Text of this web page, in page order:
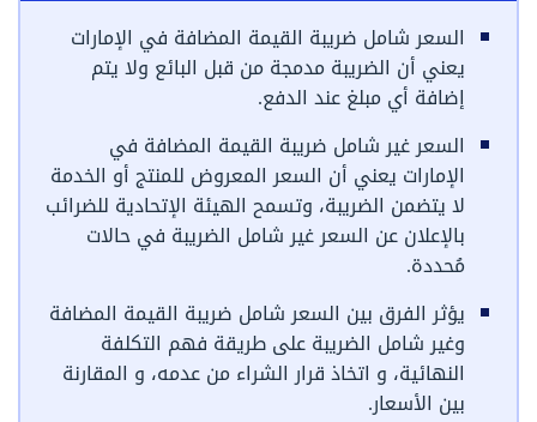
السعر شامل ضريبة القيمة المضافة في الإمارات
يعني أن الضريبة مدمجة من قبل البائع ولا يتم
إضافة أي مبلغ عند الدفع.
السعر غير شامل ضريبة القيمة المضافة في
الإمارات يعني أن السعر المعروض للمنتج أو الخدمة
لا يتضمن الضريبة، وتسمح الهيئة الإتحادية للضرائب
بالإعلان عن السعر غير شامل الضريبة في حالات
مُحددة.
يؤثر الفرق بين السعر شامل ضريبة القيمة المضافة
وغير شامل الضريبة على طريقة فهم التكلفة
النهائية، و اتخاذ قرار الشراء من عدمه، و المقارنة
بين الأسعار.